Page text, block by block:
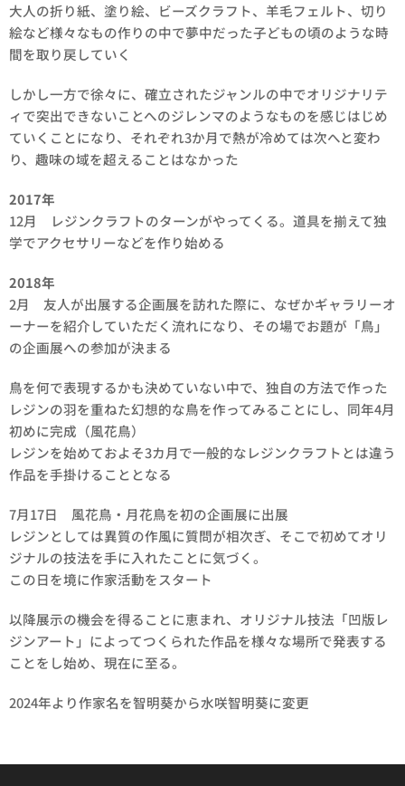
大人の折り紙、塗り絵、ビーズクラフト、羊毛フェルト、切り
絵など様々なもの作りの中で夢中だった子どもの頃のような時
間を取り戻していく
しかし一方で徐々に、確立されたジャンルの中でオリジナリテ
ィで突出できないことへのジレンマのようなものを感じはじめ
ていくことになり、それぞれ3か月で熱が冷めては次へと変わ
り、趣味の域を超えることはなかった
2017年
12月 レジンクラフトのターンがやってくる。道具を揃えて独
学でアクセサリーなどを作り始める
2018年
2月 友人が出展する企画展を訪れた際に、なぜかギャラリーオ
ーナーを紹介していただく流れになり、その場でお題が「鳥」
の企画展への参加が決まる
鳥を何で表現するかも決めていない中で、独自の方法で作った
レジンの羽を重ねた幻想的な鳥を作ってみることにし、同年4月
初めに完成（風花鳥）
レジンを始めておよそ3カ月で一般的なレジンクラフトとは違う
作品を手掛けることとなる
7月17日 風花鳥・月花鳥を初の企画展に出展
レジンとしては異質の作風に質問が相次ぎ、そこで初めてオリ
ジナルの技法を手に入れたことに気づく。
この日を境に作家活動をスタート
以降展示の機会を得ることに恵まれ、オリジナル技法「凹版レ
ジンアート」によってつくられた作品を様々な場所で発表する
ことをし始め、現在に至る。
2024年より作家名を智明葵から水咲智明葵に変更